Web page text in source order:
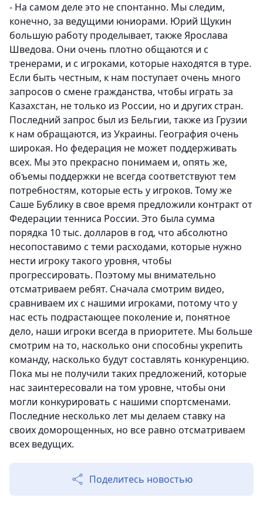
- На самом деле это не спонтанно. Мы следим,
конечно, за ведущими юниорами. Юрий Щукин
большую работу проделывает, также Ярослава
Шведова. Они очень плотно общаются и с
тренерами, и с игроками, которые находятся в туре.
Если быть честным, к нам поступает очень много
запросов о смене гражданства, чтобы играть за
Казахстан, не только из России, но и других стран.
Последний запрос был из Бельгии, также из Грузии
к нам обращаются, из Украины. География очень
широкая. Но федерация не может поддерживать
всех. Мы это прекрасно понимаем и, опять же,
объемы поддержки не всегда соответствуют тем
потребностям, которые есть у игроков. Тому же
Саше Бублику в свое время предложили контракт от
Федерации тенниса России. Это была сумма
порядка 10 тыс. долларов в год, что абсолютно
несопоставимо с теми расходами, которые нужно
нести игроку такого уровня, чтобы
прогрессировать. Поэтому мы внимательно
отсматриваем ребят. Сначала смотрим видео,
сравниваем их с нашими игроками, потому что у
нас есть подрастающее поколение и, понятное
дело, наши игроки всегда в приоритете. Мы больше
смотрим на то, насколько они способны укрепить
команду, насколько будут составлять конкуренцию.
Пока мы не получили таких предложений, которые
нас заинтересовали на том уровне, чтобы они
могли конкурировать с нашими спортсменами.
Последние несколько лет мы делаем ставку на
своих доморощенных, но все равно отсматриваем
всех ведущих.
Поделитесь новостью